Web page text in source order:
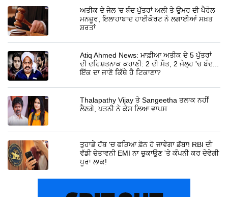
ਅਤੀਕ ਦੇ ਜੇਲ 'ਚ ਬੰਦ ਪੁੱਤਰਾਂ ਅਲੀ ਤੇ ਉਮਰ ਦੀ ਪੈਰੋਲ
ਮਨਜ਼ੂਰ, ਇਲਾਹਾਬਾਦ ਹਾਈਕੋਰਟ ਨੇ ਲਗਾਈਆਂ ਸਖ਼ਤ
ਸ਼ਰਤਾਂ
Atiq Ahmed News: ਮਾਫ਼ੀਆ ਅਤੀਕ ਦੇ 5 ਪੁੱਤਰਾਂ
ਦੀ ਦਹਿਸ਼ਤਨਾਕ ਕਹਾਣੀ: 2 ਦੀ ਮੌਤ, 2 ਜੇਲ੍ਹ 'ਚ ਬੰਦ...
ਇੱਕ ਦਾ ਜਾਣੋ ਕਿੱਥੇ ਹੈ ਟਿਕਾਣਾ?
Thalapathy Vijay ਤੇ Sangeetha ਤਲਾਕ ਨਹੀਂ
ਲੈਣਗੇ, ਪਤਨੀ ਨੇ ਕੇਸ ਲਿਆ ਵਾਪਸ
ਤੁਹਾਡੇ ਹੱਥ 'ਚ ਫੜਿਆ ਫ਼ੋਨ ਹੋ ਜਾਵੇਗਾ ਡੱਬਾ! RBI ਦੀ
ਵੱਡੀ ਚੇਤਾਵਨੀ EMI ਨਾ ਚੁਕਾਉਣ 'ਤੇ ਕੰਪਨੀ ਕਰ ਦੇਵੇਗੀ
ਪੂਰਾ ਲਾਕ!